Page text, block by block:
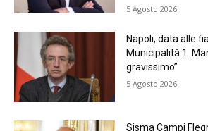
5 Agosto 2026
Napoli, data alle
Municipalità 1.
gravissimo”
5 Agosto 2026
Sisma Campi